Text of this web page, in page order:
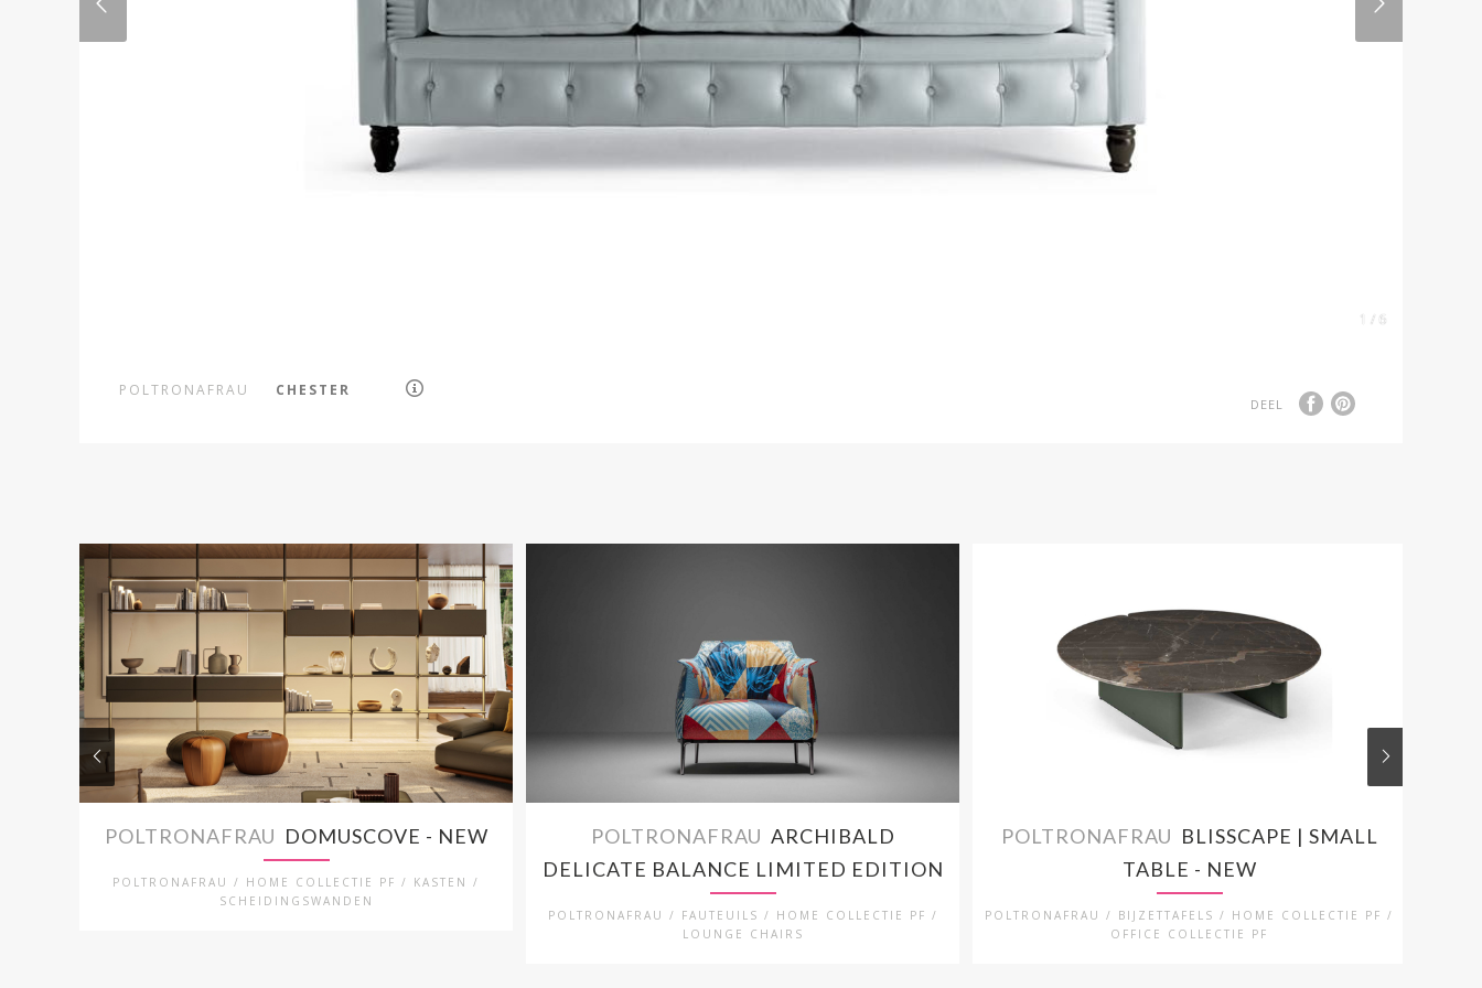
1 / 6
POLTRONAFRAU CHESTER
DEEL
POLTRONAFRAU DOMUSCOVE - NEW
POLTRONAFRAU / HOME COLLECTIE PF / KASTEN /
SCHEIDINGSWANDEN
POLTRONAFRAU ARCHIBALD
DELICATE BALANCE LIMITED EDITION
POLTRONAFRAU / FAUTEUILS / HOME COLLECTIE PF /
LOUNGE CHAIRS
POLTRONAFRAU BLISSCAPE | SMALL
TABLE - NEW
POLTRONAFRAU / BIJZETTAFELS / HOME COLLECTIE PF /
OFFICE COLLECTIE PF